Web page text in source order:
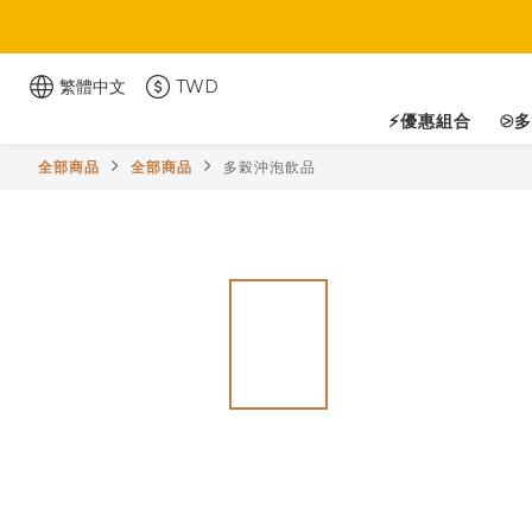
繁體中文
TWD
⚡優惠組合
⧁
全部商品 全部商品 多榖沖泡飲品